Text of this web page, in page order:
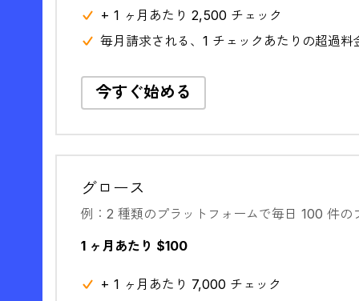
+ 1 ヶ月あたり 2,500 チェック
毎月請求される、1 チェックあたりの超過
今すぐ始める
グロース
例：2 種類のプラットフォームで毎日 100 件の
1 ヶ月あたり $100
+ 1 ヶ月あたり 7,000 チェック